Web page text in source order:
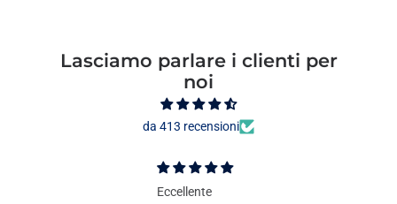
Lasciamo parlare i clienti per
noi
da 413 recensioni
Eccellente